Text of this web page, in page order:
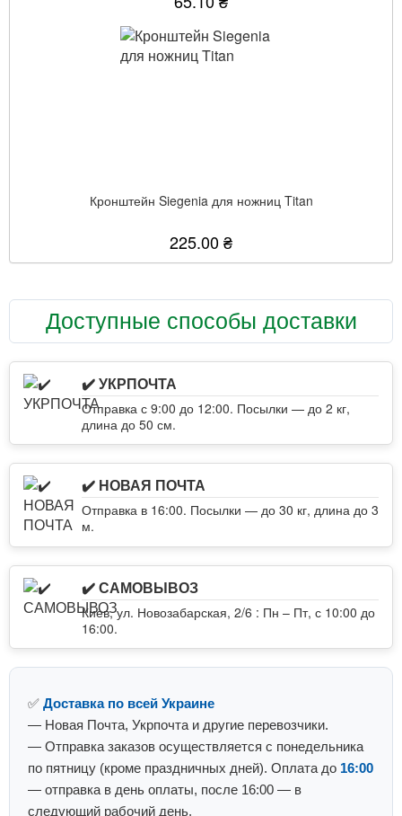
Кронштейн Siegenia для ножниц Titan
225.00 ₴
Доступные способы доставки
✔️ УКРПОЧТА
Отправка с 9:00 до 12:00. Посылки — до 2 кг,
длина до 50 см.
✔️ НОВАЯ ПОЧТА
Отправка в 16:00. Посылки — до 30 кг, длина до 3
м.
✔️ САМОВЫВОЗ
Киев, ул. Новозабарская, 2/6 : Пн – Пт, с 10:00 до
16:00.
✅ Доставка по всей Украине
— Новая Почта, Укрпочта и другие перевозчики.
— Отправка заказов осуществляется с понедельника
по пятницу (кроме праздничных дней). Оплата до 16:00
— отправка в день оплаты, после 16:00 — в
следующий рабочий день.